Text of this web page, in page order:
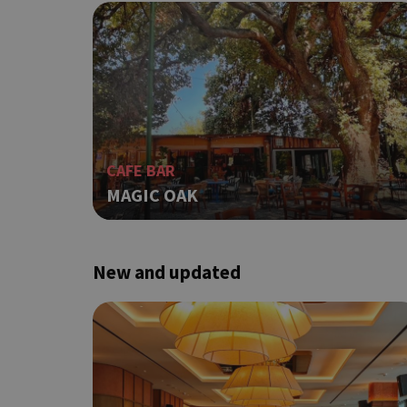
CAFE BAR
MAGIC OAK
New and updated
Τα απολύτως
ιστότοπος δεν μπορεί
Ονοματεπώνυμο
G_ENABLED_IDPS
PHPSESSID
G_ENABLED_IDPS
takeOverCookie